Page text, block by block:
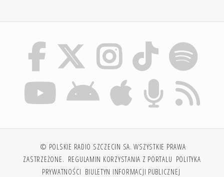
© POLSKIE RADIO SZCZECIN SA. WSZYSTKIE PRAWA
ZASTRZEŻONE. REGULAMIN KORZYSTANIA Z PORTALU POLITYKA
PRYWATNOŚCI BIULETYN INFORMACJI PUBLICZNEJ